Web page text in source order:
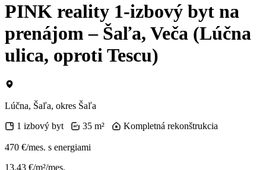
PINK reality 1-izbový byt na
prenájom – Šaľa, Veča (Lúčna
ulica, oproti Tescu)
Lúčna, Šaľa, okres Šaľa
1 izbový byt
35 m² Kompletná rekonštrukcia
470 €/mes. s energiami
13,43 €/m²/mes.